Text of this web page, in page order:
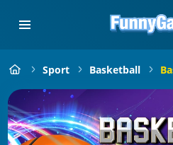
Sport Basketball